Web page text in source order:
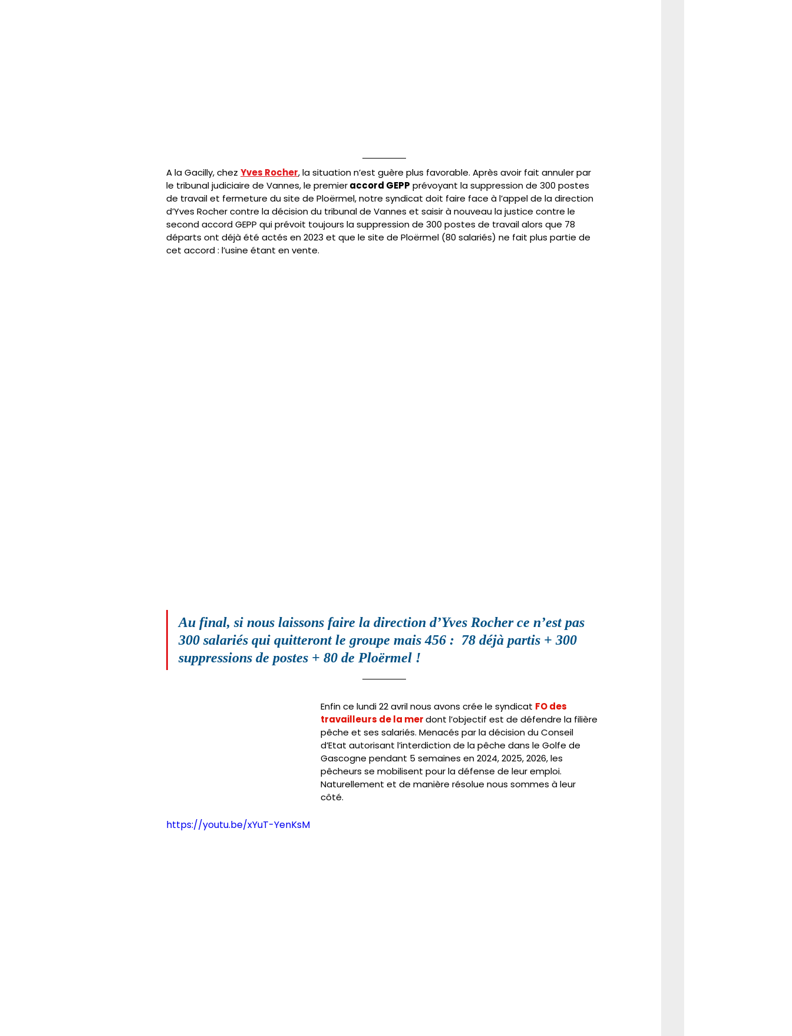
A la Gacilly, chez Yves Rocher, la situation n’est guère plus favorable. Après avoir fait annuler par
le tribunal judiciaire de Vannes, le premier accord GEPP prévoyant la suppression de 300 postes
de travail et fermeture du site de Ploërmel, notre syndicat doit faire face à l’appel de la direction
d’Yves Rocher contre la décision du tribunal de Vannes et saisir à nouveau la justice contre le
second accord GEPP qui prévoit toujours la suppression de 300 postes de travail alors que 78
départs ont déjà été actés en 2023 et que le site de Ploërmel (80 salariés) ne fait plus partie de
cet accord : l’usine étant en vente.
Au final, si nous laissons faire la direction d’Yves Rocher ce n’est pas
300 salariés qui quitteront le groupe mais 456 :  78 déjà partis + 300
suppressions de postes + 80 de Ploërmel !
Enfin ce lundi 22 avril nous avons crée le syndicat FO des
travailleurs de la mer dont l’objectif est de défendre la filière
pêche et ses salariés. Menacés par la décision du Conseil
d’Etat autorisant l’interdiction de la pêche dans le Golfe de
Gascogne pendant 5 semaines en 2024, 2025, 2026, les
pêcheurs se mobilisent pour la défense de leur emploi.
Naturellement et de manière résolue nous sommes à leur
côté.
https://youtu.be/xYuT-YenKsM